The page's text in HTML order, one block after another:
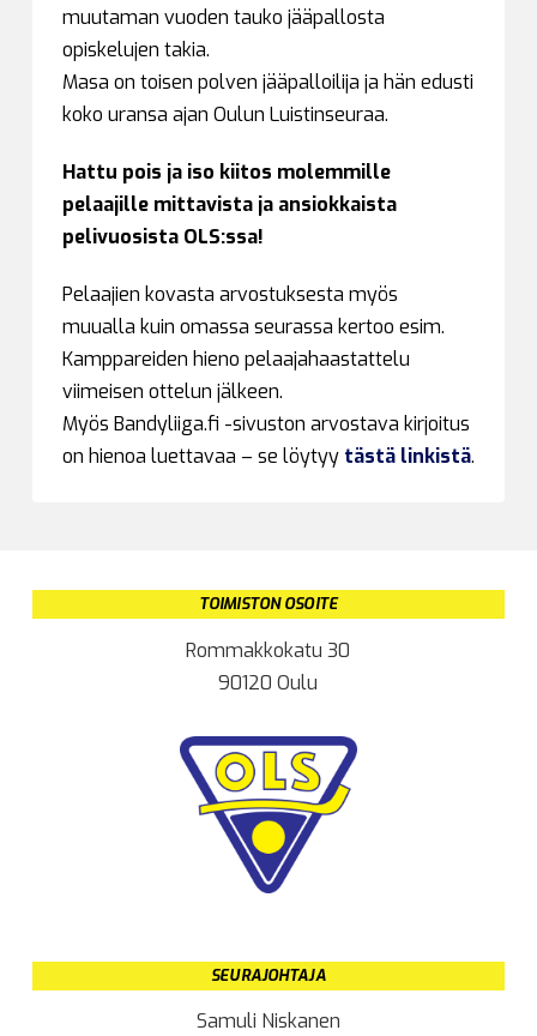
muutaman vuoden tauko jääpallosta
opiskelujen takia.
Masa on toisen polven jääpalloilija ja hän edusti
koko uransa ajan Oulun Luistinseuraa.
Hattu pois ja iso kiitos molemmille
pelaajille mittavista ja ansiokkaista
pelivuosista OLS:ssa!
Pelaajien kovasta arvostuksesta myös
muualla kuin omassa seurassa kertoo esim.
Kamppareiden hieno pelaajahaastattelu
viimeisen ottelun jälkeen.
Myös Bandyliiga.fi -sivuston arvostava kirjoitus
on hienoa luettavaa – se löytyy tästä linkistä.
TOIMISTON OSOITE
Rommakkokatu 30
90120 Oulu
SEURAJOHTAJA
Samuli Niskanen